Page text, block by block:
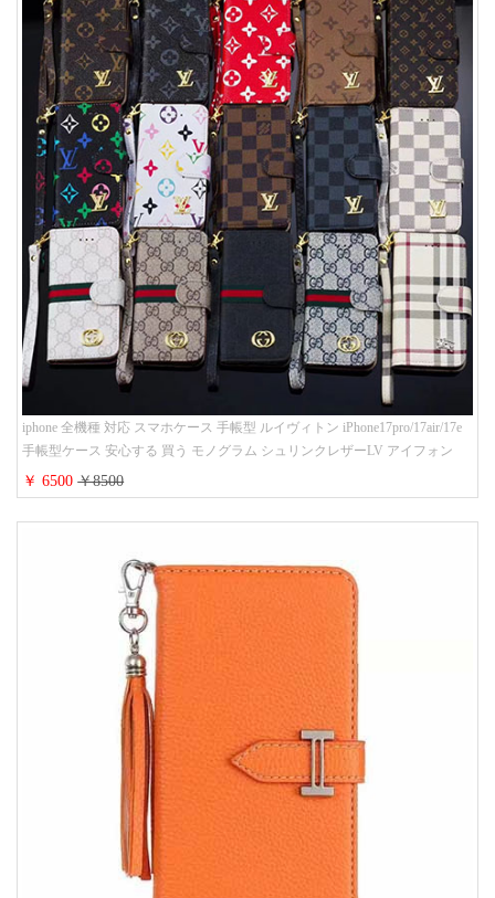
iphone 全機種 対応 スマホケース 手帳型 ルイヴィトン iPhone17pro/17air/17e
手帳型ケース 安心する 買う モノグラム シュリンクレザーLV アイフォン
16/16promaxスマホケース 手帳 多機能 グッチiphone15pro/14/13携帯ケース 大
人 レディース メンズ ストラップ付き
￥ 6500￥8500